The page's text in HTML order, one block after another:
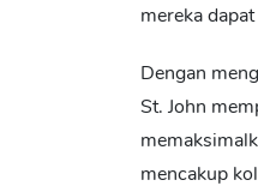
mereka
Dengan
St. John
mencakup